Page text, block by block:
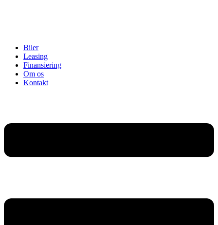
Biler
Leasing
Finansiering
Om os
Kontakt